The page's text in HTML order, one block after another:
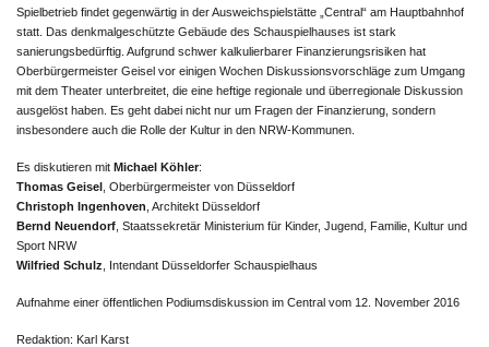
Spielbetrieb findet gegenwärtig in der Ausweichspielstätte „Central“ am Hauptbahnhof
statt. Das denkmalgeschützte Gebäude des Schauspielhauses ist stark
sanierungsbedürftig. Aufgrund schwer kalkulierbarer Finanzierungsrisiken hat
Oberbürgermeister Geisel vor einigen Wochen Diskussionsvorschläge zum Umgang
mit dem Theater unterbreitet, die eine heftige regionale und überregionale Diskussion
ausgelöst haben. Es geht dabei nicht nur um Fragen der Finanzierung, sondern
insbesondere auch die Rolle der Kultur in den NRW-Kommunen.
Es diskutieren mit Michael Köhler:
Thomas Geisel , Oberbürgermeister von Düsseldorf
Christoph Ingenhoven , Architekt Düsseldorf
Bernd Neuendorf , Staatssekretär Ministerium für Kinder, Jugend, Familie, Kultur und
Sport NRW
Wilfried Schulz , Intendant Düsseldorfer Schauspielhaus
Aufnahme einer öffentlichen Podiumsdiskussion im Central vom 12. November 2016
Redaktion: Karl Karst